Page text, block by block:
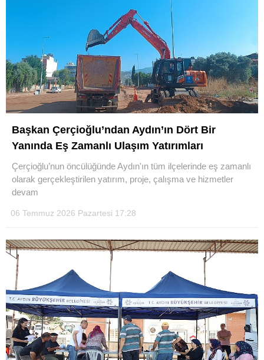
Başkan Çerçioğlu’ndan Aydın’ın Dört Bir
Yanında Eş Zamanlı Ulaşım Yatırımları
Çerçioğlu’nun öncülüğünde Aydın'ın tüm ilçelerinde eş zamanlı
olarak gerçekleştirilen yatırım, proje, çalışma ve hizmetler
devam
06 Temmuz 2026 Pazartesi 17:28